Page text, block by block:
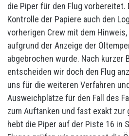
die Piper für den Flug vorbereitet.
Kontrolle der Papiere auch den
vorherigen Crew mit dem
aufgrund der Anzeige der
abgebrochen wurde. Nach kurzer
entscheiden wir doch den Flug
uns für die weiteren Verfahren
Ausweichplätze für den Fall des
zum Auftanken und fast exakt zur
hebt die Piper auf der Piste 16 in